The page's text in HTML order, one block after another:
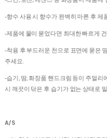
-향수 사용 시 향수가 완벽히 마른 후 제
-제품에 물이 묻었다면 최대한 빠르게
-착용 후 부드러운 천으로 표면에 묻은
주세요.
-습기, 땀, 화장품 핸드크림 등이 주얼리
시 깨끗이 닦은 후 습기가 없는 상태로
A/S